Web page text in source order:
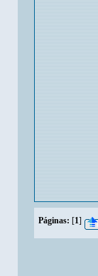
Páginas: [1]